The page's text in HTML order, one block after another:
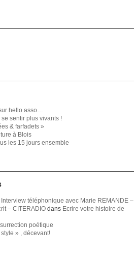
hello asso…
sentir plus vivants !
& farfadets »
à Blois
les 15 jours ensemble
téléphonique avec Marie REMANDE –
– CITERADIO dans Ecrire votre histoire de
poétique
» , décevant!